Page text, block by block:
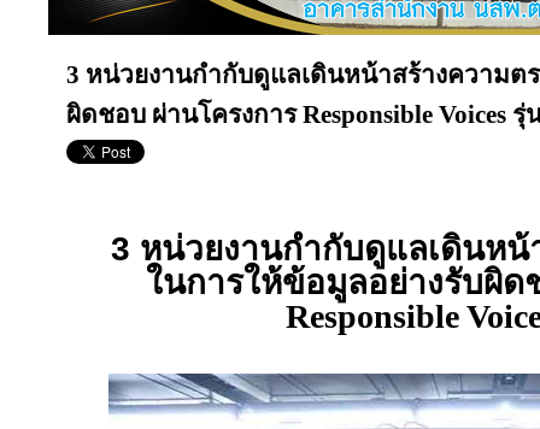
3 หน่วยงานกำกับดูแลเดินหน้าสร้างความต
ผิดชอบ ผ่านโครงการ Responsible Voices รุ่
3 หน่วยงานกำกับดูแลเดินหน้
ในการให้ข้อมูลอย่างรับผิด
Responsible